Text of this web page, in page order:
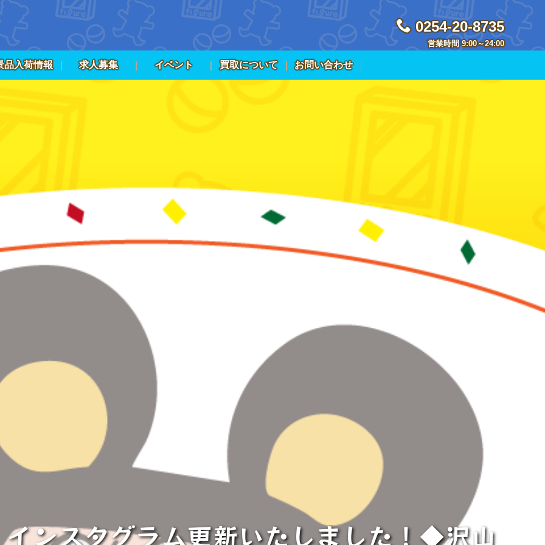
0254-20-8735
営業時間 9:00～24:00
品入荷情報 求人募集 イベント 買取について お問い合わせ
ンスタグラム更新いたしました！◆沢山